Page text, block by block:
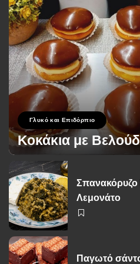
Γλυκό και Επιδόρπιο
Κοκάκια με
Posted
by
George Zolis 19 Σεπτεμβρίου 2024
Λεμονάτο
Παγωτό